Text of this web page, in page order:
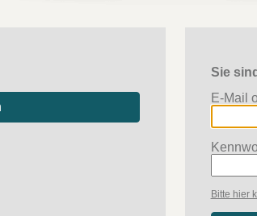
Sie
E-Mail
Bitte hier